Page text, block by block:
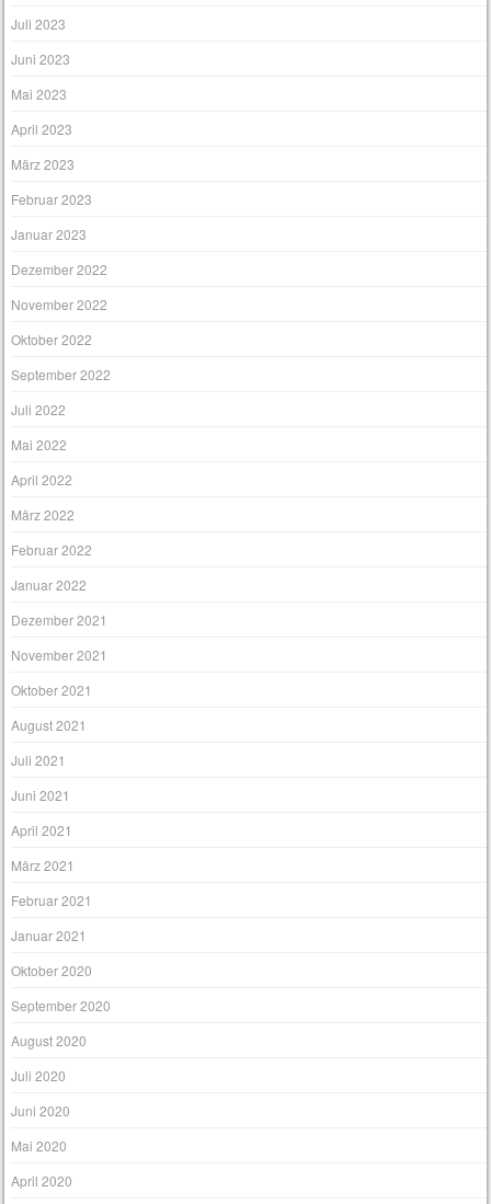
Juli 2023
Juni 2023
Mai 2023
April 2023
März 2023
Februar 2023
Januar 2023
Dezember 2022
November 2022
Oktober 2022
September 2022
Juli 2022
Mai 2022
April 2022
März 2022
Februar 2022
Januar 2022
Dezember 2021
November 2021
Oktober 2021
August 2021
Juli 2021
Juni 2021
April 2021
März 2021
Februar 2021
Januar 2021
Oktober 2020
September 2020
August 2020
Juli 2020
Juni 2020
Mai 2020
April 2020